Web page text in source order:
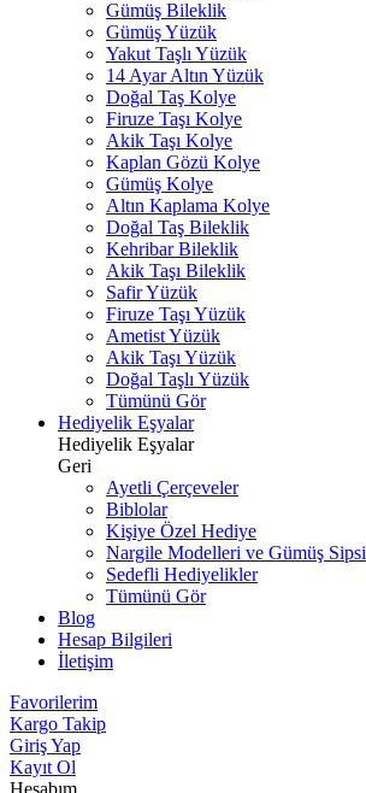
Gümüş Bileklik
Gümüş Yüzük
Yakut Taşlı Yüzük
14 Ayar Altın Yüzük
Doğal Taş Kolye
Firuze Taşı Kolye
Akik Taşı Kolye
Kaplan Gözü Kolye
Gümüş Kolye
Altın Kaplama Kolye
Doğal Taş Bileklik
Kehribar Bileklik
Akik Taşı Bileklik
Safir Yüzük
Firuze Taşı Yüzük
Ametist Yüzük
Akik Taşı Yüzük
Doğal Taşlı Yüzük
Tümünü Gör
Hediyelik Eşyalar
Hediyelik Eşyalar
Geri
Ayetli Çerçeveler
Biblolar
Kişiye Özel Hediye
Nargile Modelleri ve Gümüş Sipsi
Sedefli Hediyelikler
Tümünü Gör
Blog
Hesap Bilgileri
İletişim
Favorilerim
Kargo Takip
Giriş Yap
Kayıt Ol
Hesabım